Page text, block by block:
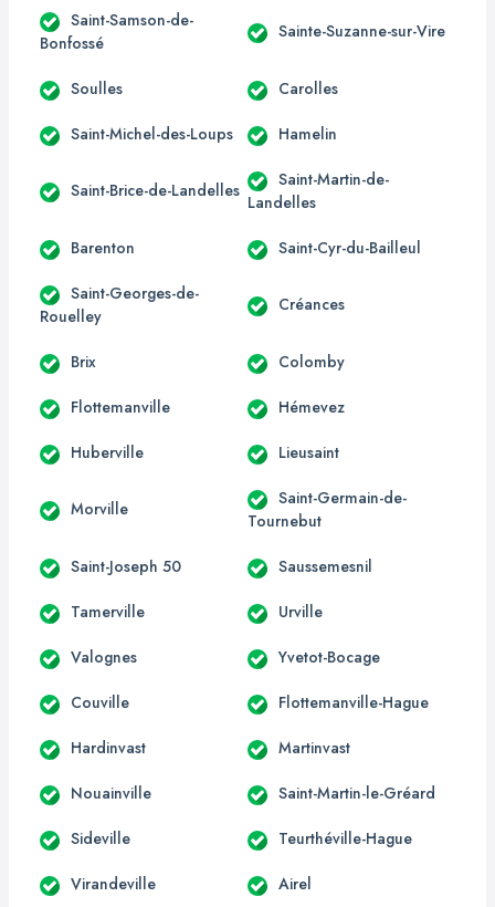
Saint-Samson-de-
Bonfossé
Sainte-Suzanne-sur-Vire
Soulles Carolles
Saint-Michel-des-Loups Hamelin
Saint-Brice-de-Landelles
Saint-Martin-de-
Landelles
Barenton Saint-Cyr-du-Bailleul
Saint-Georges-de-
Rouelley
Créances
Brix Colomby
Flottemanville Hémevez
Huberville Lieusaint
Morville
Saint-Germain-de-
Tournebut
Saint-Joseph 50 Saussemesnil
Tamerville Urville
Valognes Yvetot-Bocage
Couville Flottemanville-Hague
Hardinvast Martinvast
Nouainville Saint-Martin-le-Gréard
Sideville Teurthéville-Hague
Virandeville Airel